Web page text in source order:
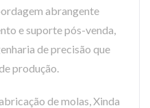
abrangente
e suporte pós-venda,
de precisão que
produção.
de molas, Xinda